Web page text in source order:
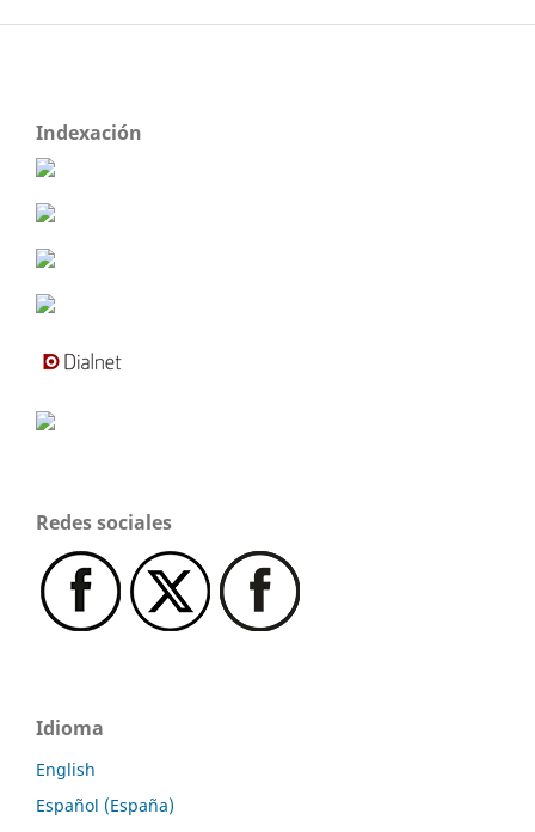
Indexación
Redes sociales
Idioma
English
Español (España)